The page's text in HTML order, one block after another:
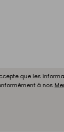
que les
à nos